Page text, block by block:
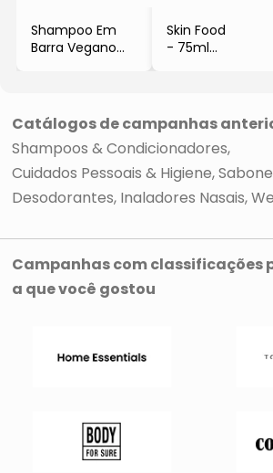
Shampoo Em
Barra Vegano
- Sollido
Skin Food
- 75ml
Catálogos de campanhas
Shampoos & Condicionadores
Cuidados Pessoais & Higiene
Desodorantes Inaladores Nasais
Campanhas com classificações
a que você gostou